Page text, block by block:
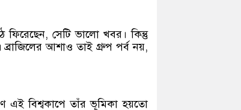
ফিরেছেন, সেটি ভালো খবর। কিন্তু
আশাও তাই গ্রুপ পর্ব নয়,
এই বিশ্বকাপে তাঁর ভূমিকা হয়তো